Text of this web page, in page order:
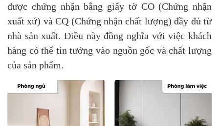
được chứng nhận bằng giấy tờ CO (Chứng nhận
xuất xứ) và CQ (Chứng nhận chất lượng) đầy đủ từ
nhà sản xuất. Điều này đồng nghĩa với việc khách
hàng có thể tin tưởng vào nguồn gốc và chất lượng
của sản phẩm.